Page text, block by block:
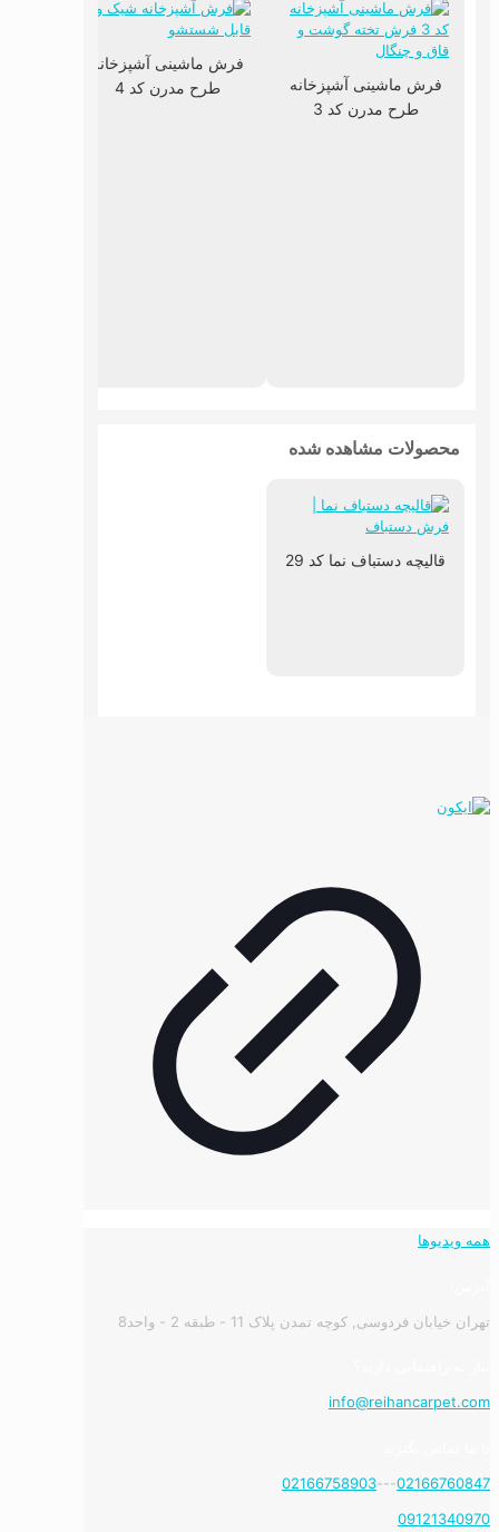
فرش ماشینی آشپزخانه
طرح مدرن کد 3
فرش ماشینی آشپزخانه
طرح مدرن کد 4
محصولات مشاهده شده
قالیچه دستباف نما کد 29
همه ویدیوها
تهران خیابان فردوسی, کوچه تمدن پلاک 11 - طبقه 2 - واحد8
info@reihancarpet.com
02166760847
---
02166758903
09121340970